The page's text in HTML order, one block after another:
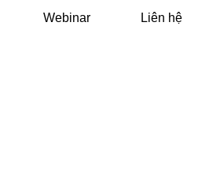
Webinar Liên hệ